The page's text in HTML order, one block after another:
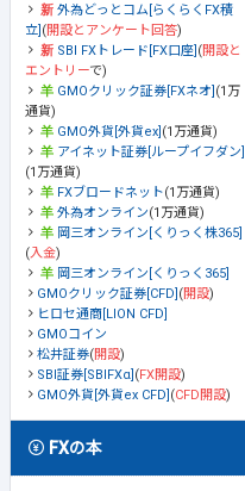
外為どっとコム[らくらくFX積
立] (開設とアンケート回答)
SBI FXトレード[FX口座] (開設と
エントリーで)
GMOクリック証券[FXネオ] (1万
通貨)
GMO外貨[外貨ex] (1万通貨)
アイネット証券[ループイフダン]
(1万通貨)
FXブロードネット(1万通貨)
外為オンライン(1万通貨)
岡三オンライン[くりっく株365]
(入金)
岡三オンライン[くりっく365]
GMOクリック証券[CFD] (開設)
ヒロセ通商[LION CFD]
GMOコイン
松井証券(開設)
SBI証券[SBIFXα] (FX開設)
GMO外貨[外貨ex CFD] (CFD開設)
FXの本